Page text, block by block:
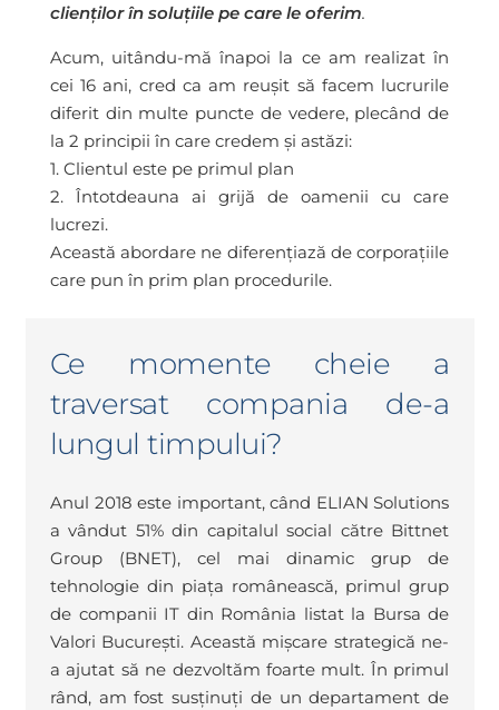
clienților în soluțiile pe care le oferim.
Acum, uitându-mă înapoi la ce am realizat în
cei 16 ani, cred ca am reușit să facem lucrurile
diferit din multe puncte de vedere, plecând de
la 2 principii în care credem și astăzi:
1. Clientul este pe primul plan
2. Întotdeauna ai grijă de oamenii cu care
lucrezi.
Această abordare ne diferențiază de corporațiile
care pun în prim plan procedurile.
Ce momente cheie a
traversat compania de-a
lungul timpului?
Anul 2018 este important, când ELIAN Solutions
a vândut 51% din capitalul social către Bittnet
Group (BNET), cel mai dinamic grup de
tehnologie din piața românească, primul grup
de companii IT din România listat la Bursa de
Valori București. Această mișcare strategică ne-
a ajutat să ne dezvoltăm foarte mult. În primul
rând, am fost susținuți de un departament de